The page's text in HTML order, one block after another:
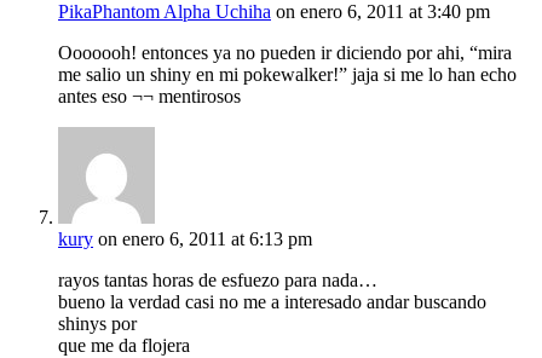
PikaPhantom Alpha Uchiha on enero 6, 2011 at 3:40 pm
Ooooooh! entonces ya no pueden ir diciendo por ahi, “mira
me salio un shiny en mi pokewalker!” jaja si me lo han echo
antes eso ¬¬ mentirosos
kury on enero 6, 2011 at 6:13 pm
rayos tantas horas de esfuezo para nada…
bueno la verdad casi no me a interesado andar buscando
shinys por
que me da flojera